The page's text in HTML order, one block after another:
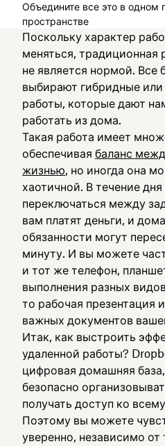
Объедините все это в
пространстве
Поскольку характер
меняться, традиционная
не является нормой. Все
выбирают гибридные
работы, которые дают
работать из дома.
Такая работа имеет
обеспечивая баланс
жизнью, но иногда она
хаотичной. В течение
переключаться между
вам платят деньги, и
обязанности могут
минуту. И вы можете
и тот же телефон,
выполнения разных
то рабочая презентация
важных документов
Итак, как выстроить
удаленной работы?
цифровая домашняя
безопасно
получать доступ ко
Поэтому вы можете
уверенно, независимо от